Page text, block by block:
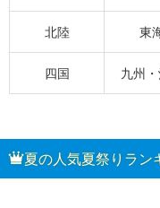
北陸 東
四国 九州
夏の人気夏祭りラン